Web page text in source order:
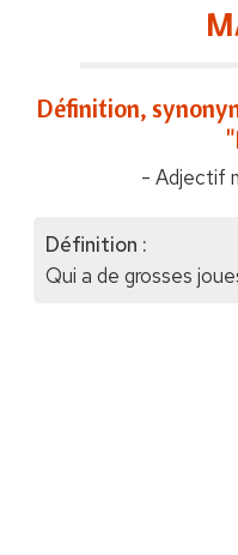
Définition,
- Adjectif
Définition :
Qui a de grosses